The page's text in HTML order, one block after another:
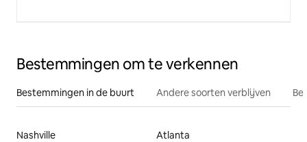
Bestemmingen om te verkennen
Bestemmingen in de buurt Andere soorten verblijven
Nashville
Atlanta